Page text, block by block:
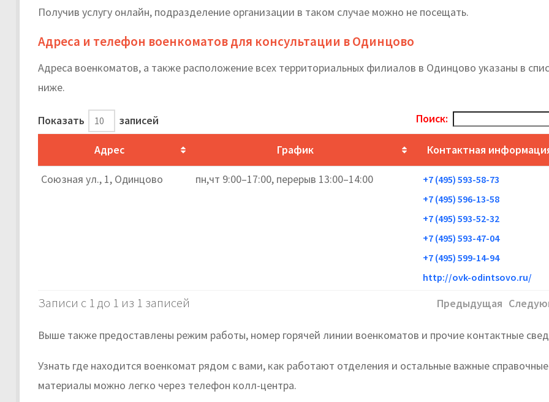
Получив услугу онлайн, подразделение организации в таком случае можно не посещать.
Адреса и телефон военкоматов для консультации в Одинцово
Адреса военкоматов, а также расположение всех территориальных филиалов в Одинцово указаны в
ниже.
Показать записей Поиск:
Адрес График Контактная
Союзная ул., 1, Одинцово пн,чт 9:00–17:00, перерыв 13:00–14:00
+7 (495) 593-58-73
+7 (495) 596-13-58
+7 (495) 593-52-32
+7 (495) 593-47-04
+7 (495) 599-14-94
http://ovk-odintsovo.ru/
Записи с 1 до 1 из 1 записей Предыдущая
Выше также предоставлены режим работы, номер горячей линии военкоматов и прочие контактные
Узнать где находится военкомат рядом с вами, как работают отделения и остальные важные справочные
материалы можно легко через телефон колл-центра.